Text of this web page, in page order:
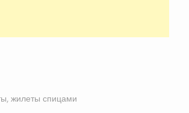
жилеты спицами